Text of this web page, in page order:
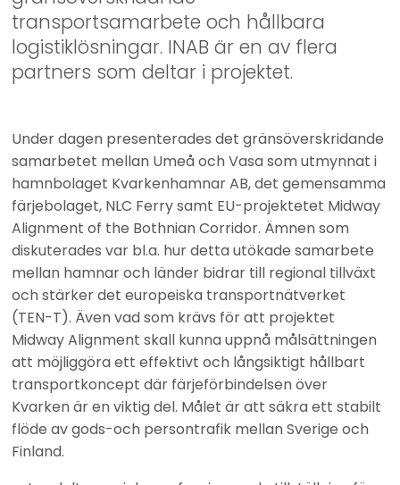
transportsamarbete och hållbara
logistiklösningar. INAB är en av flera
partners som deltar i projektet.
Under dagen presenterades det gränsöverskridande
samarbetet mellan Umeå och Vasa som utmynnat i
hamnbolaget Kvarkenhamnar AB, det gemensamma
färjebolaget, NLC Ferry samt EU-projektetet Midway
Alignment of the Bothnian Corridor. Ämnen som
diskuterades var bl.a. hur detta utökade samarbete
mellan hamnar och länder bidrar till regional tillväxt
och stärker det europeiska transportnätverket
(TEN-T). Även vad som krävs för att projektet
Midway Alignment skall kunna uppnå målsättningen
att möjliggöra ett effektivt och långsiktigt hållbart
transportkoncept där färjeförbindelsen över
Kvarken är en viktig del. Målet är att säkra ett stabilt
flöde av gods-och persontrafik mellan Sverige och
Finland.